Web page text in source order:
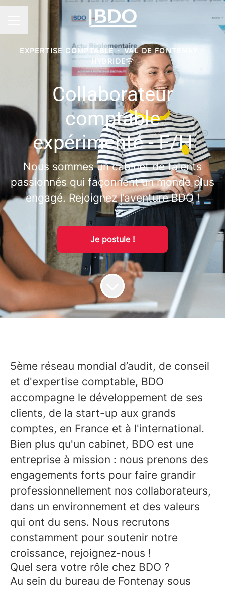
Menu carrière
EXPERTISE COMPTABLE · VAL DE FONTENAY
HYBRIDE
Collaborateur
comptable
expérimenté - F/H
Nous sommes un cabinet de talents
passionnés qui façonnent un monde plus
engagé. Rejoignez l’aventure BDO !
Je postule !
5ème réseau mondial d’audit, de conseil
et d'expertise comptable, BDO
accompagne le développement de ses
clients, de la start-up aux grands
comptes, en France et à l'international.
Bien plus qu'un cabinet, BDO est une
entreprise à mission : nous prenons des
engagements forts pour faire grandir
professionnellement nos collaborateurs,
dans un environnement et des valeurs
qui ont du sens. Nous recrutons
constamment pour soutenir notre
croissance, rejoignez-nous !
Quel sera votre rôle chez BDO ?
Au sein du bureau de Fontenay sous